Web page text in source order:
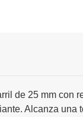
de 25 mm con
Alcanza una